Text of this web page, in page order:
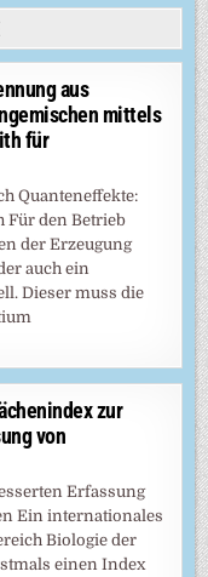
aus
mittels
für
Quanteneffekte:
Für den Betrieb
der Erzeugung
auch ein
Dieser muss die
zur
von
Erfassung
Ein internationales
Biologie der
einen Index